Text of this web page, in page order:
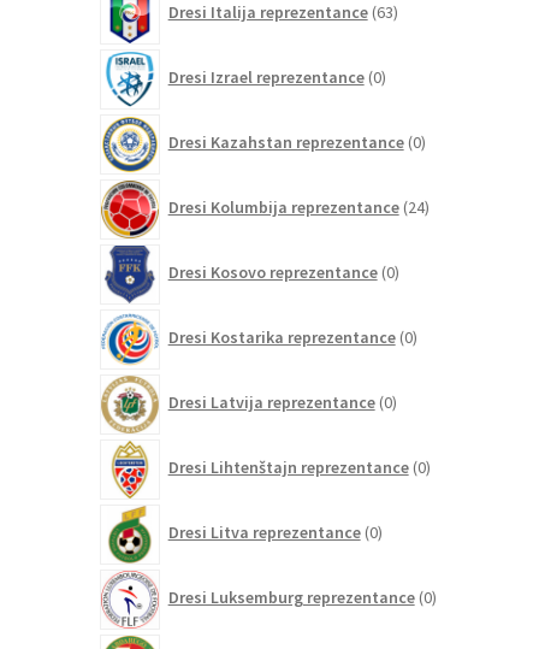
Dresi Italija reprezentance 63izdelkov
Dresi Izrael reprezentance 0izdelkov
Dresi Kazahstan reprezentance 0izdelkov
Dresi Kolumbija reprezentance 24izdelkov
Dresi Kosovo reprezentance 0izdelkov
Dresi Kostarika reprezentance 0izdelkov
Dresi Latvija reprezentance 0izdelkov
Dresi Lihtenštajn reprezentance 0izdelkov
Dresi Litva reprezentance 0izdelkov
Dresi Luksemburg reprezentance 0izdelkov